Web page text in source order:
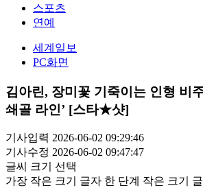
스포츠
연예
세계일보
PC화면
김아린, 장미꽃 기죽이는 인형 비
쇄골 라인’ [스타★샷]
기사입력 2026-06-02 09:29:46
기사수정 2026-06-02 09:47:47
글씨 크기 선택
가장 작은 크기 글자 한 단계 작은 크기